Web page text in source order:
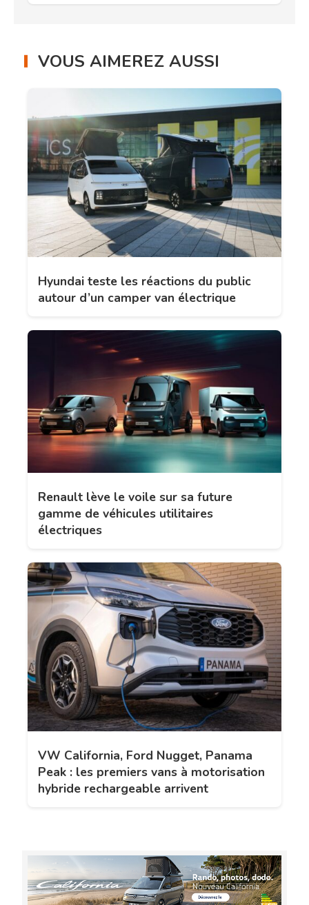
VOUS AIMEREZ AUSSI
Hyundai teste les réactions du public
autour d’un camper van électrique
Renault lève le voile sur sa future
gamme de véhicules utilitaires
électriques
VW California, Ford Nugget, Panama
Peak : les premiers vans à motorisation
hybride rechargeable arrivent